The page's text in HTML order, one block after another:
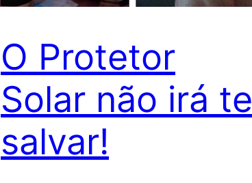
O Protetor
Solar não irá te
salvar!